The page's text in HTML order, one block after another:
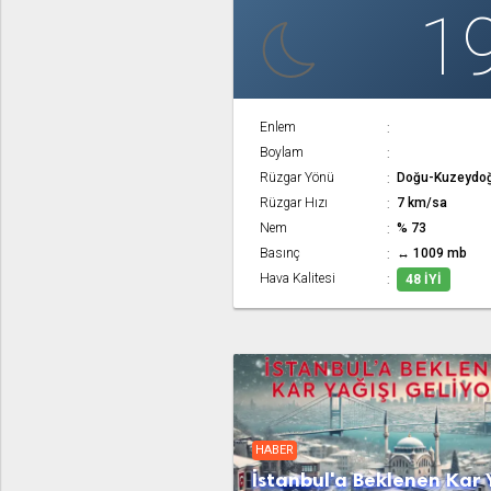
Enlem
Boylam
Rüzgar Yönü
Doğu-
Rüzgar Hızı
7 km/sa
Nem
% 73
Basınç
↔ 1009 mb
Hava Kalitesi
48 İYI
HABER
İstanbul'a Beklenen Kar